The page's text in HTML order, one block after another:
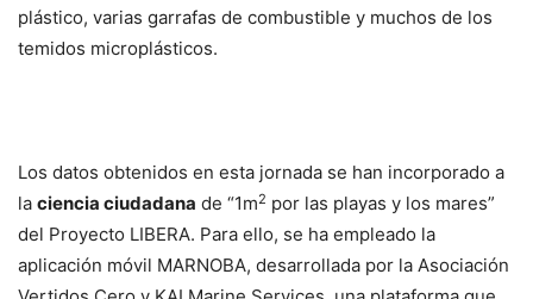
plástico, varias garrafas de combustible y muchos de los
temidos microplásticos.
Los datos obtenidos en esta jornada se han incorporado a
la ciencia ciudadana de “1m2 por las playas y los mares”
del Proyecto LIBERA. Para ello, se ha empleado la
aplicación móvil MARNOBA, desarrollada por la Asociación